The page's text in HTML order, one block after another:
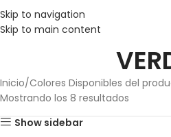
Skip to navigation
Skip to main content
Inicio Colores Disponibles del
Mostrando los 8 resultados
Show sidebar